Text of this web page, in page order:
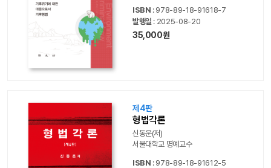
ISBN : 978-89-18-91618-7
발행일 : 2025-08-20
35,000원
제4판
형법각론
신동운(저)
서울대학교 명예교수
ISBN : 978-89-18-91612-5